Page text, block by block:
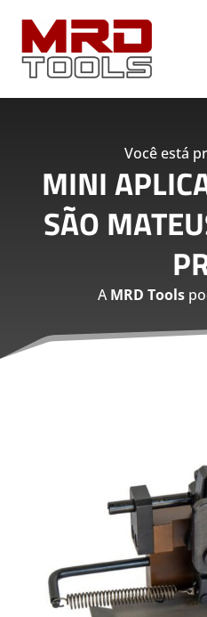
Você está
MINI
SÃO
AMRD Tools